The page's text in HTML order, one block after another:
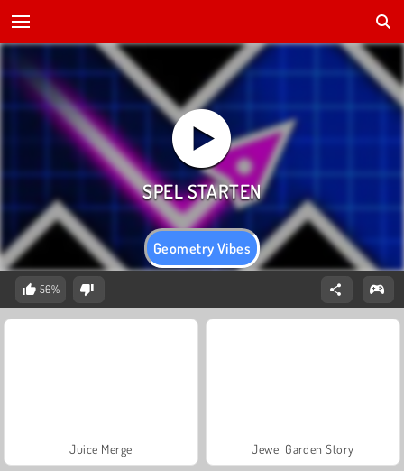
Geometry Vibes
56%
Juice Merge Jewel Garden Story